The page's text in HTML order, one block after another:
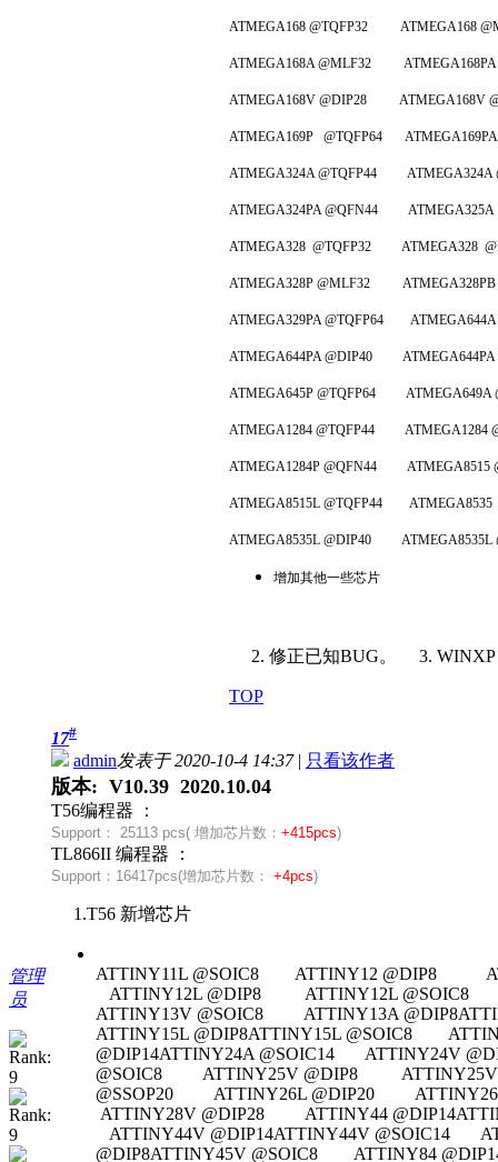
ATMEGA168 @TQFP32 ATMEGA168
ATMEGA168A @MLF32 ATMEGA168PA
ATMEGA168V @DIP28 ATMEGA168V
ATMEGA169P @TQFP64 ATMEGA169PA
ATMEGA324A @TQFP44 ATMEGA324A
ATMEGA324PA @QFN44 ATMEGA325A
ATMEGA328 @TQFP32 ATMEGA328
ATMEGA328P @MLF32 ATMEGA328PB
ATMEGA329PA @TQFP64
ATMEGA644PA @DIP40 ATMEGA644PA
ATMEGA645P @TQFP64 ATMEGA649A
ATMEGA1284 @TQFP44 ATMEGA1284
ATMEGA1284P @QFN44 ATMEGA8515
ATMEGA8515L @TQFP44 ATMEGA8535
ATMEGA8535L @DIP40 ATMEGA8535L
增加其他一些芯片
2. 修正已知BUG。 3. WINXP
TOP
管理
员
17#
admin发表于 2020-10-4 14:37| 只看该作者
版本: V10.39 2020.10.04
T56编程器 ：
Support： 25113 pcs( 增加芯片数： +415pcs)
TL866II 编程器 ：
Support： 16417pcs(增加芯片数： +4pcs)
1.T56 新增芯片
ATTINY11L @SOIC8 ATTINY12 @DIP8
ATTINY12L @DIP8 ATTINY12L
ATTINY13V @SOIC8 ATTINY13A
ATTINY15L @DIP8ATTINY15L @SOIC8
@DIP14ATTINY24A @SOIC14 ATTINY24V
@SOIC8 ATTINY25V @DIP8 ATTINY25V
@SSOP20 ATTINY26L @DIP20
ATTINY28V @DIP28 ATTINY44
ATTINY44V @DIP14ATTINY44V
@DIP8ATTINY45V @SOIC8 ATTINY84